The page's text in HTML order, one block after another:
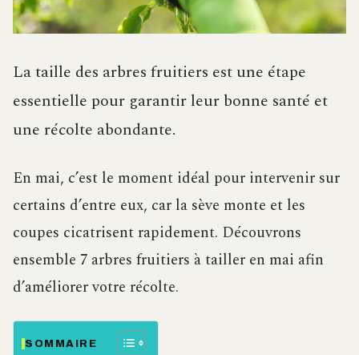
La taille des arbres fruitiers est une étape
essentielle pour garantir leur bonne santé et
une récolte abondante.
En mai, c’est le moment idéal pour intervenir sur
certains d’entre eux, car la sève monte et les
coupes cicatrisent rapidement. Découvrons
ensemble 7 arbres fruitiers à tailler en mai afin
d’améliorer votre récolte.
SOMMAIRE